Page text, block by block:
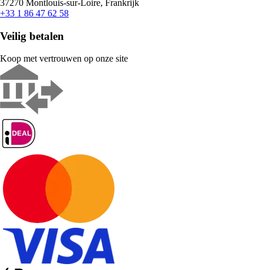
37270 Montlouis-sur-Loire, Frankrijk
+33 1 86 47 62 58
Veilig betalen
Koop met vertrouwen op onze site